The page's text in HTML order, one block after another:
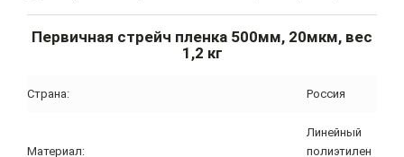
Первичная стрейч пленка 500мм, 20мкм, вес
1,2 кг
Страна: Россия
Материал:
Линейный
полиэтилен